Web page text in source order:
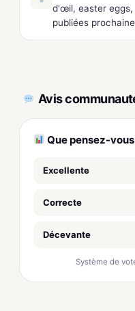
d'œil, easter eggs,
publiées
Avis
Que pensez-
Excellente
Correcte
Décevante
Système de